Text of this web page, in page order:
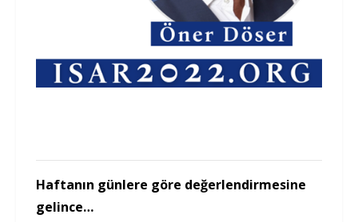
Haftanın günlere göre değerlendirmesine
gelince…